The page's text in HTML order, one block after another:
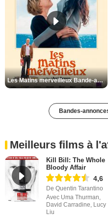
Les Matins merveilleux Bande-annonce VF
Bandes-
Meilleurs films à
Kill Bill: The Whole
Bloody Affair
4,6
De Quentin Tarantino
Avec Uma Thurman,
David Carradine, Lucy
Liu